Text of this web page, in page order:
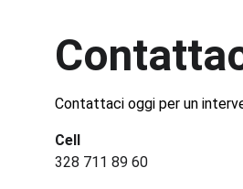
Contattaci oggi per un
Cell
328 711 89 60